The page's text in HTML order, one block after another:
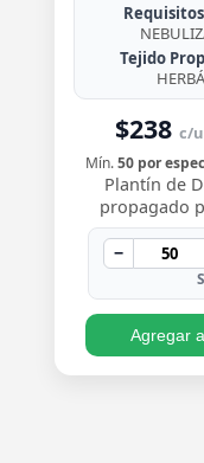
Tejido
$238 c/
Mín.50 por
Plantín de
propagado
enraizado,
redondeadas
brillante y
−
Agregar